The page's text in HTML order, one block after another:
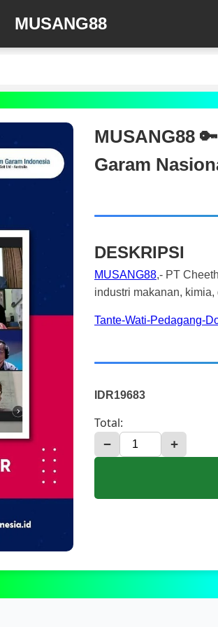
MUSANG88
MUSANG88
Garam
DESKRIPSI
MUSANG88,- PT
industri makanan,
Tante-Wati-Pedagang-
IDR19683
Total:
− +